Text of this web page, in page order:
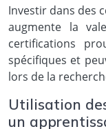
Investir dans des
augmente la
certifications
spécifiques et
lors de la
Utilisation
un